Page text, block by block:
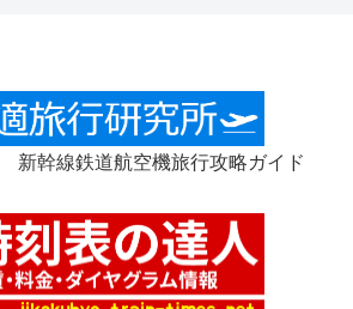
新幹線鉄道航空機旅行攻略ガイド